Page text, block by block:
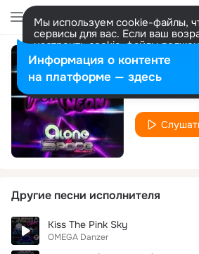
Мы используем cookie-файлы,
сервисы для вас. Если ваш
настроить cookie-файлы
представитель. Больше
Разрешить все Настроить
OMEGA
Другие песни исполнителя
Kiss The Pink Sky
OMEGA Danzer
Информация о контенте
на платформе — здесь